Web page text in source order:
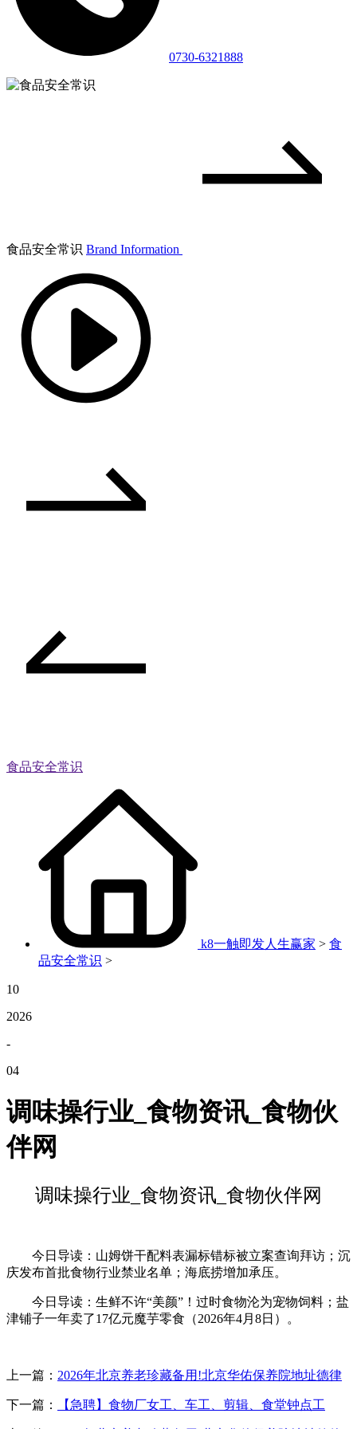
0730-6321888
食品安全常识 Brand Information
食品安全常识
k8一触即发人生赢家 > 食
品安全常识 >
10
2026
-
04
调味操行业_食物资讯_食物伙
伴网
调味操行业_食物资讯_食物伙伴网
今日导读：山姆饼干配料表漏标错标被立案查询拜访；沉
庆发布首批食物行业禁业名单；海底捞增加承压。
今日导读：生鲜不许“美颜”！过时食物沦为宠物饲料；盐
津铺子一年卖了17亿元魔芋零食（2026年4月8日）。
上一篇： 2026年北京养老珍藏备用!北京华佑保养院地址德律
下一篇： 【急聘】食物厂女工、车工、剪辑、食堂钟点工